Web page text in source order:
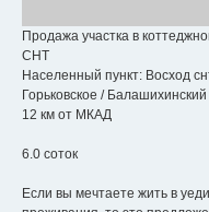
Продажа участка в
СНТ
Населенный пункт: Восход
Горьковское / Балашихинский
12 км от МКАД
6.0 соток
Если вы мечтаете жить в